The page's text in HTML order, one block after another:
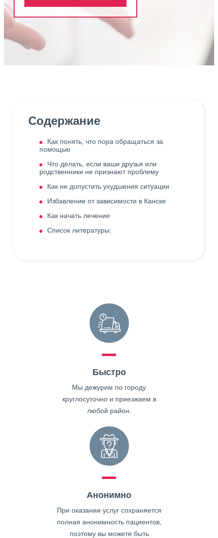
Содержание
Как понять, что пора обращаться за
помощью
Что делать, если ваши друзья или
родственники не признают проблему
Как не допустить ухудшения ситуации
Избавление от зависимости в Канске
Как начать лечение
Список литературы:
Быстро
Мы дежурим по городу
круглосуточно и приезжаем в
любой район.
Анонимно
При оказании услуг сохраняется
полная анонимность пациентов,
поэтому вы можете быть